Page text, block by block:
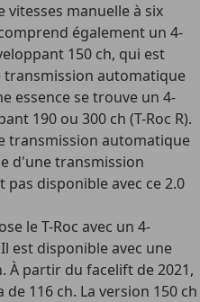
manuelle à six
également un 4-
150 ch, qui est
transmission automatique
essence se trouve un 4-
190 ou 300 ch (T-Roc R).
transmission automatique
d'une transmission
pas disponible avec ce 2.0
le T-Roc avec un 4-
est disponible avec une
À partir du facelift de 2021,
116 ch. La version 150 ch